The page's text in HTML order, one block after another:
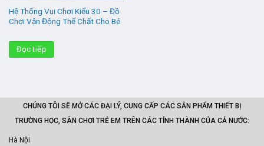
Hệ Thống Vui Chơi Kiểu 30 – Đồ
Chơi Vận Động Thể Chất Cho Bé
Đọc tiếp
CHÚNG TÔI SẼ MỞ CÁC ĐẠI LÝ, CUNG CẤP CÁC SẢN PHẨM THIẾT BỊ
TRƯỜNG HỌC, SÂN CHƠI TRẺ EM TRÊN CÁC TỈNH THÀNH CỦA CẢ NƯỚC:
Hà Nội